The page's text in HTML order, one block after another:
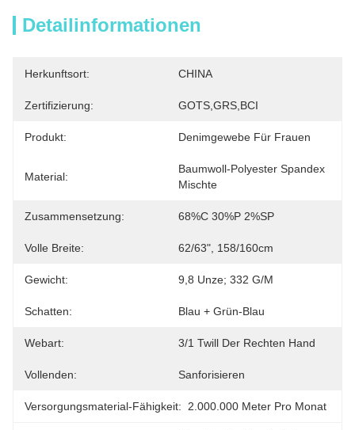
Detailinformationen
Herkunftsort: CHINA
Zertifizierung: GOTS,GRS,BCI
Produkt: Denimgewebe Für Frauen
Material:
Baumwoll-Polyester Spandex
Mischte
Zusammensetzung: 68%C 30%P 2%SP
Volle Breite: 62/63", 158/160cm
Gewicht: 9,8 Unze; 332 G/M
Schatten: Blau + Grün-Blau
Webart: 3/1 Twill Der Rechten Hand
Vollenden: Sanforisieren
Versorgungsmaterial-Fähigkeit: 2.000.000 Meter Pro Monat